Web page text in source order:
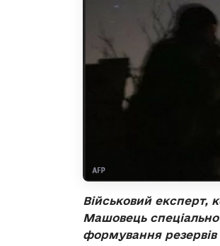
Військовий експерт,
Машовець
формування